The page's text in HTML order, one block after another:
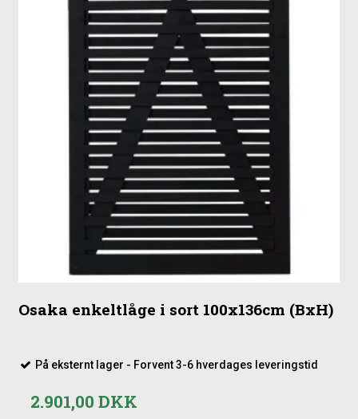
Osaka enkeltlåge i sort 100x136cm (BxH)
På eksternt lager - Forvent 3-6 hverdages leveringstid
2.901,00 DKK